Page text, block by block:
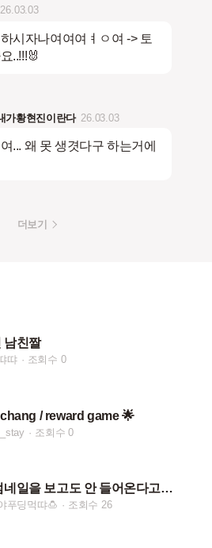
26.03.03
시자나여여여ㅕㅇ여 -> 토
..!!!🐰
가황현진이란다 26.03.03
... 왜 못 생겻다구 하는거에
더보기
남친짤
땨 조회수 0
/ reward game 🌟
조회수 0
이 썸네일을 보고도 안 들어온다고???
푸딩먹땨🍮 조회수 26